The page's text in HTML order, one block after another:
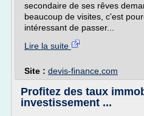
secondaire de ses rêves
beaucoup de visites, c'est
intéressant de passer...
Lire la suite
Site : devis-finance.com
Profitez des taux
investissement ...